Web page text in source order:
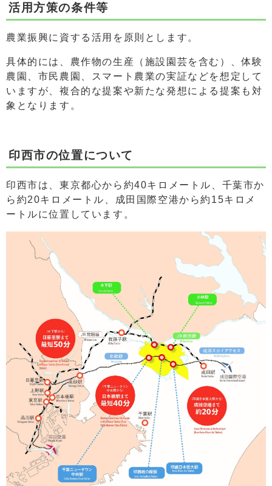
活用方策の条件等
農業振興に資する活用を原則とします。
具体的には、農作物の生産（施設園芸を含む）、体験
農園、市民農園、スマート農業の実証などを想定して
いますが、複合的な提案や新たな発想による提案も対
象となります。
印西市の位置について
印西市は、東京都心から約40キロメートル、千葉市か
ら約20キロメートル、成田国際空港から約15キロメ
ートルに位置しています。